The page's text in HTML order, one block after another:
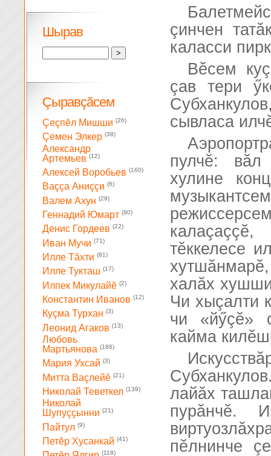
çинчен
каласси
Вĕсем
çав тери
сывласа
пулчĕ:
хулине
тĕккелесе
халăх
Чи хыçалти
чи «йӳçĕ»
кайма
лайăх
пурăнчĕ.
пĕлнинче
Шырав
Çыравçăсем
Çеçпĕл Мишши (26)
Çемен Элкер (38)
Александр
Артемьев (12)
Алексей Воробьев (160)
Ваççа Аниççи (6)
Валем Ахун (29)
Геннадий Юмарт (90)
Денис Гордеев (22)
Иван Мучи (71)
Илле Тăхти (81)
Илле Тукташ (17)
Илпек Микулайĕ (2)
Константин Иванов (12)
Куçма Турхан (3)
Леонид Агаков (13)
Любовь
Мартьянова (186)
Мария Ухсай (3)
Митта Ваçлейĕ (21)
Николай Теветкел (139)
Николай
Шупуççынни (21)
Пайтул (9)
Петĕр Хусанкай (41)
(118)